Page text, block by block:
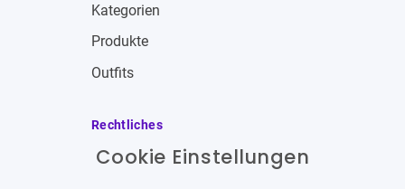
Kategorien
Produkte
Outfits
Rechtliches
Impressum
Cookie Einstellungen